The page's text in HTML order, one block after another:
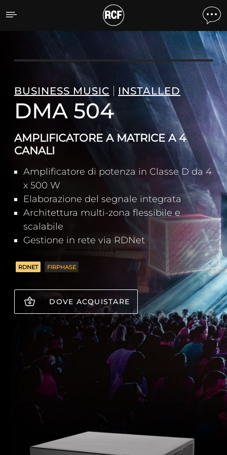
DMA 504
BUSINESS MUSIC INSTALLED
DMA 504
AMPLIFICATORE A MATRICE A 4
CANALI
Amplificatore di potenza in Classe D da 4
x 500 W
Elaborazione del segnale integrata
Architettura multi-zona flessibile e
scalabile
Gestione in rete via RDNet
RDNET FIRPHASE
DOVE ACQUISTARE